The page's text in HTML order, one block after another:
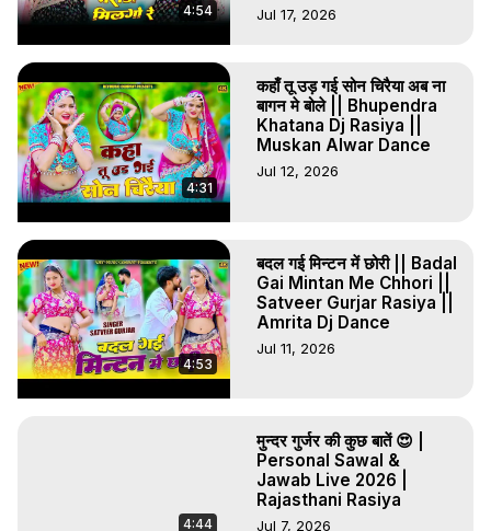
4:54 Jul 17, 2026
4:31
कहाँ तू उड़ गई सोन चिरैया अब ना
बागन मे बोले || Bhupendra
Khatana Dj Rasiya ||
Muskan Alwar Dance
Jul 12, 2026
4:53
बदल गई मिन्टन में छोरी || Badal
Gai Mintan Me Chhori ||
Satveer Gurjar Rasiya ||
Amrita Dj Dance
Jul 11, 2026
4:44
मुन्दर गुर्जर की कुछ बातें 😍 |
Personal Sawal &
Jawab Live 2026 |
Rajasthani Rasiya
Jul 7, 2026